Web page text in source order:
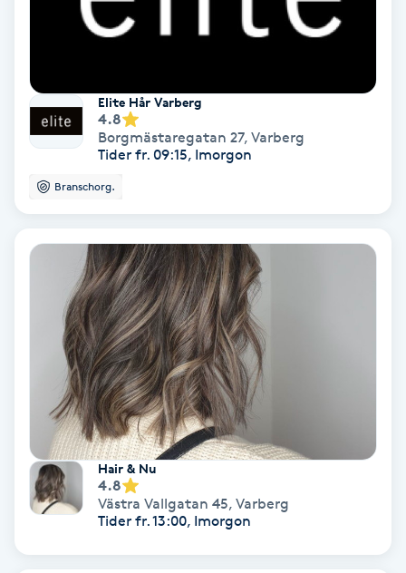
Medicinsk massage
Medium
Megavolymfransar
Melasma
Mesoterapi
MicroPen
Microshading
Mixfransar
Nagelförlängning
Elite Hår Varberg
4.8
Borgmästaregatan 27, Varberg
Tider fr. 09:15, Imorgon
Branschorg.
Hair & Nu
4.8
Västra Vallgatan 45, Varberg
Tider fr. 13:00, Imorgon